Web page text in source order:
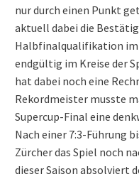
nur durch einen Punkt
aktuell dabei die
Halbfinalqualifikation im
endgültig im Kreise der
hat dabei noch eine
Rekordmeister musste
Supercup-Final eine
Nach einer 7:3-Führung
Zürcher das Spiel noch
dieser Saison absolviert